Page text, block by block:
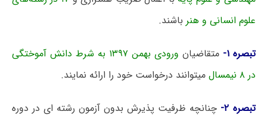
علوم انسانی و هنر باشند.
تبصره ۱- متقاضیان
ورودی بهمن ۱۳۹۷ به شرط دانش آموختگی
در ۸ نیمسال
میتوانند درخواست خود را ارائه نمایند.
تبصره ۲-
چنانچه ظرفیت پذیرش بدون آزمون رشته ای در دوره